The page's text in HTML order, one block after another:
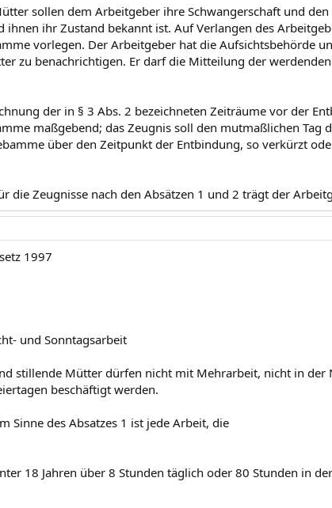
sollen dem Arbeitgeber ihre Schwangerschaft und
ihnen ihr Zustand bekannt ist. Auf Verlangen des
vorlegen. Der Arbeitgeber hat die Aufsichtsbehörde
zu benachrichtigen. Er darf die Mitteilung der
der in § 3 Abs. 2 bezeichneten Zeiträume vor der
maßgebend; das Zeugnis soll den mutmaßlichen Tag
über den Zeitpunkt der Entbindung, so verkürzt
die Zeugnisse nach den Absätzen 1 und 2 trägt der
1997
und Sonntagsarbeit
stillende Mütter dürfen nicht mit Mehrarbeit, nicht in der
beschäftigt werden.
Sinne des Absatzes 1 ist jede Arbeit, die
18 Jahren über 8 Stunden täglich oder 80 Stunden in